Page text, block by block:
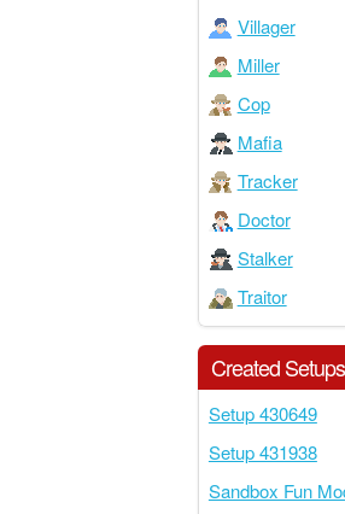
Villager
Miller
Cop
Mafia
Tracker
Doctor
Stalker
Traitor
Created Setups
Setup 430649
Setup 431938
Sandbox Fun